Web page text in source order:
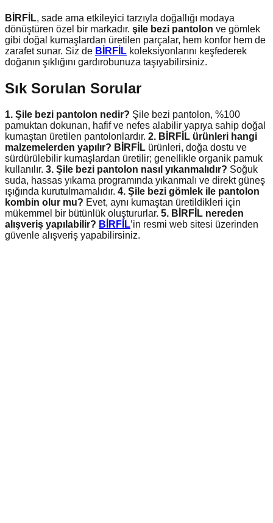
BİRFİL, sade ama etkileyici tarzıyla doğallığı modaya
dönüştüren özel bir markadır. şile bezi pantolon ve gömlek
gibi doğal kumaşlardan üretilen parçalar, hem konfor hem de
zarafet sunar. Siz de BİRFİL koleksiyonlarını keşfederek
doğanın şıklığını gardırobunuza taşıyabilirsiniz.
Sık Sorulan Sorular
1. Şile bezi pantolon nedir? Şile bezi pantolon, %100
pamuktan dokunan, hafif ve nefes alabilir yapıya sahip doğal
kumaştan üretilen pantolonlardır. 2. BİRFİL ürünleri hangi
malzemelerden yapılır? BİRFİL ürünleri, doğa dostu ve
sürdürülebilir kumaşlardan üretilir; genellikle organik pamuk
kullanılır. 3. Şile bezi pantolon nasıl yıkanmalıdır? Soğuk
suda, hassas yıkama programında yıkanmalı ve direkt güneş
ışığında kurutulmamalıdır. 4. Şile bezi gömlek ile pantolon
kombin olur mu? Evet, aynı kumaştan üretildikleri için
mükemmel bir bütünlük oluştururlar. 5. BİRFİL nereden
alışveriş yapılabilir? BİRFİL’in resmi web sitesi üzerinden
güvenle alışveriş yapabilirsiniz.